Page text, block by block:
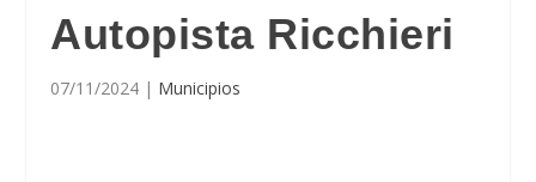
Autopista Ricchieri
07/11/2024 | Municipios